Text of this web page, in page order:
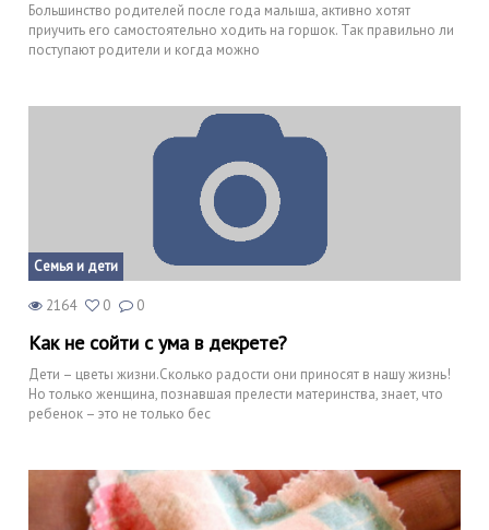
Большинство родителей после года малыша, активно хотят
приучить его самостоятельно ходить на горшок. Так правильно ли
поступают родители и когда можно
Семья и дети
2164 0 0
Как не сойти с ума в декрете?
Дети – цветы жизни.Сколько радости они приносят в нашу жизнь!
Но только женщина, познавшая прелести материнства, знает, что
ребенок – это не только бес